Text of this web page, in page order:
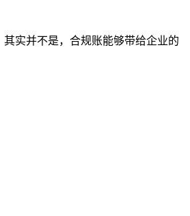
实并不是，合规账能够带给企业的